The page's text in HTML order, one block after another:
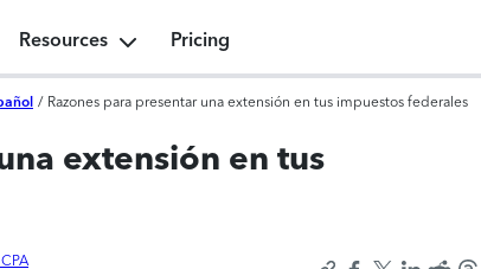
Resources Pricing
/ Razones para presentar una extensión en tus impuestos federales
extensión en tus